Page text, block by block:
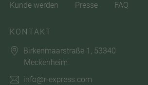
Kunde werden Presse FAQ
KONTAKT
Birkenmaarstraße 1, 53340
Meckenheim
info@r-express.com